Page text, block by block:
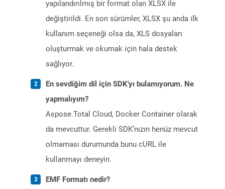
yapılandırılmış bir format olan XLSX ile
değiştirildi. En son sürümler, XLSX şu anda ilk
kullanım seçeneği olsa da, XLS dosyaları
oluşturmak ve okumak için hala destek
sağlıyor.
En sevdiğim dil için SDK'yı bulamıyorum. Ne
yapmalıyım?
Aspose.Total Cloud, Docker Container olarak
da mevcuttur. Gerekli SDK’nızın henüz mevcut
olmaması durumunda bunu cURL ile
kullanmayı deneyin.
EMF Formatı nedir?